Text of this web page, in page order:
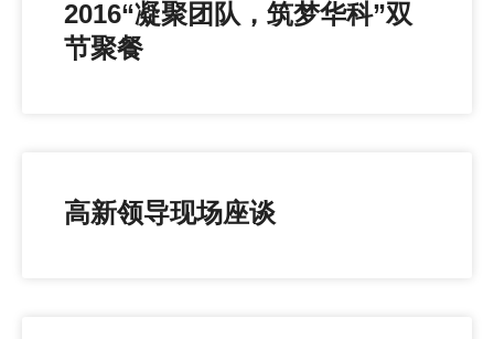
2016“凝聚团队，筑梦华科”双
节聚餐
高新领导现场座谈